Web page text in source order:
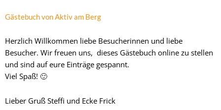
Gästebuch von Aktiv am Berg
Herzlich Willkommen liebe Besucherinnen und liebe
Besucher. Wir freuen uns, dieses Gästebuch online zu stellen
und sind auf eure Einträge gespannt.
Viel Spaß! 🙂
Lieber Gruß Steffi und Ecke Frick